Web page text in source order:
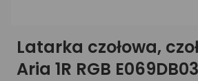
Latarka czołowa,
Aria 1R RGB E069DB03